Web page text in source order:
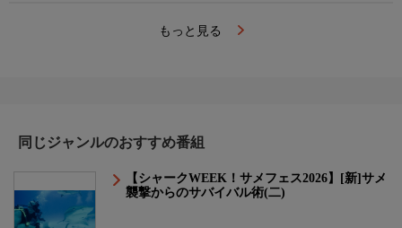
もっと見る
同じジャンルのおすすめ番組
【シャークWEEK！サメフェス2026】[新]サメ
襲撃からのサバイバル術(二)